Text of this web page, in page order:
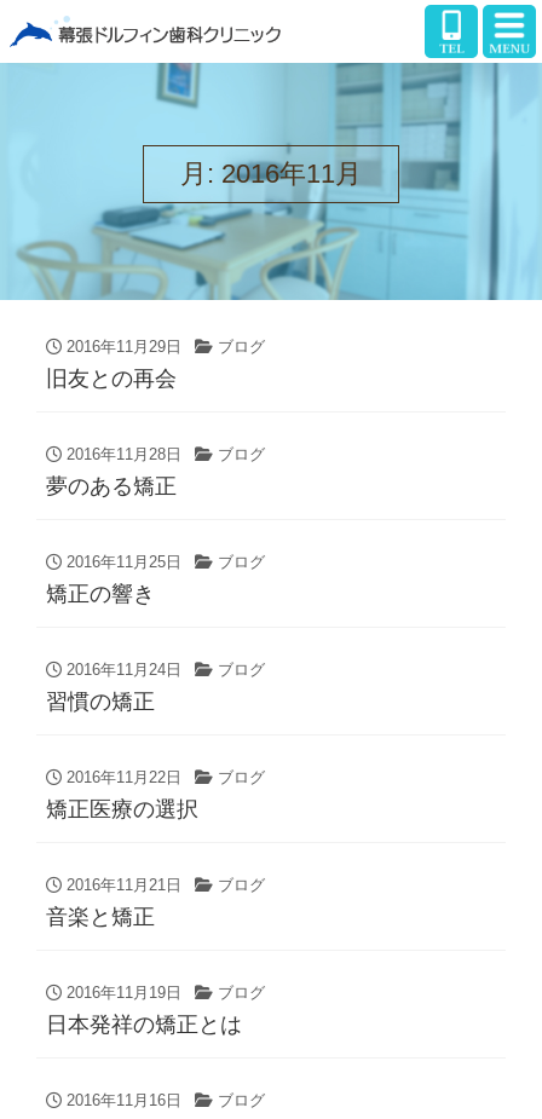
月: 2016年11月
2016年11月29日 ブログ
旧友との再会
2016年11月28日 ブログ
夢のある矯正
2016年11月25日 ブログ
矯正の響き
2016年11月24日 ブログ
習慣の矯正
2016年11月22日 ブログ
矯正医療の選択
2016年11月21日 ブログ
音楽と矯正
2016年11月19日 ブログ
日本発祥の矯正とは
2016年11月16日 ブログ